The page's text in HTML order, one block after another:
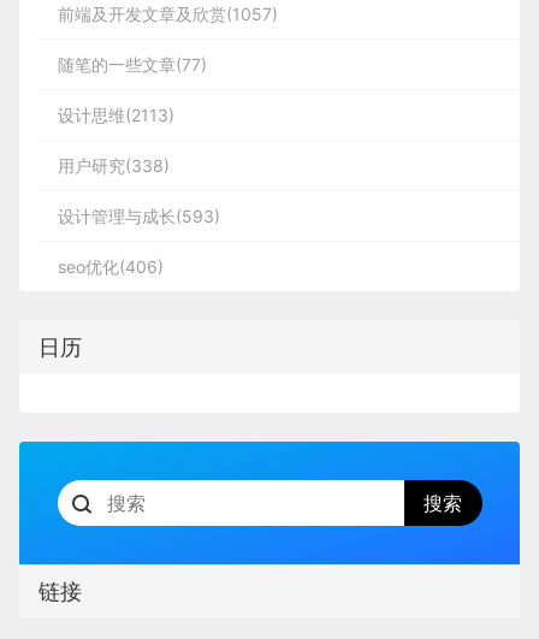
前端及开发文章及欣赏(1057)
随笔的一些文章(77)
设计思维(2113)
用户研究(338)
设计管理与成长(593)
seo优化(406)
日历
链接